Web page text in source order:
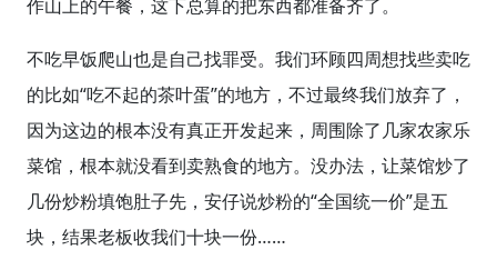
作山上的午餐，这下总算的把东西都准备齐了。
不吃早饭爬山也是自己找罪受。我们环顾四周想找些卖吃
的比如“吃不起的茶叶蛋”的地方，不过最终我们放弃了，
因为这边的根本没有真正开发起来，周围除了几家农家乐
菜馆，根本就没看到卖熟食的地方。没办法，让菜馆炒了
几份炒粉填饱肚子先，安仔说炒粉的“全国统一价”是五
块，结果老板收我们十块一份……